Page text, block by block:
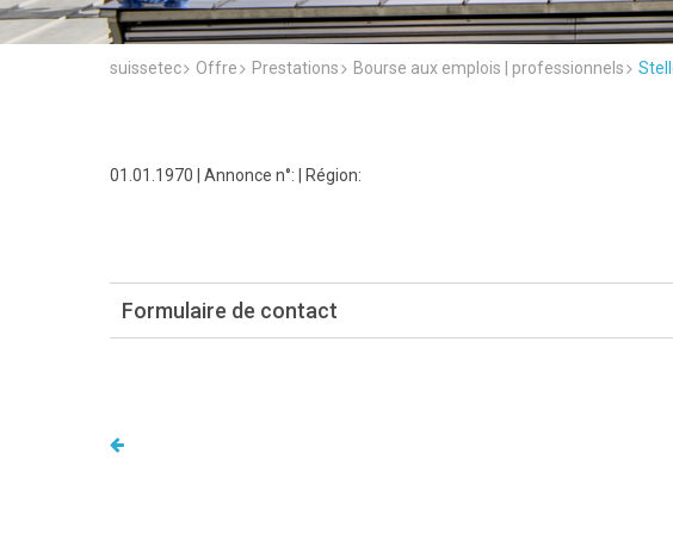
suissetec Offre Prestations Bourse aux emplois | professionnels
01.01.1970 | Annonce n°: | Région:
Formulaire de contact